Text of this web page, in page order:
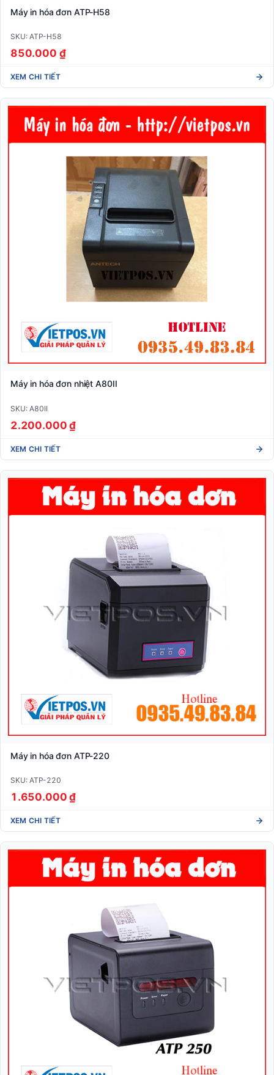
Máy in hóa đơn ATP-H58
SKU: ATP-H58
850.000 ₫
XEM CHI TIẾT
Máy in hóa đơn nhiệt A80II
SKU: A80II
2.200.000 ₫
XEM CHI TIẾT
Máy in hóa đơn ATP-220
SKU: ATP-220
1.650.000 ₫
XEM CHI TIẾT